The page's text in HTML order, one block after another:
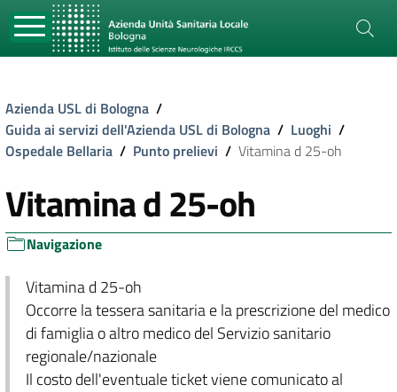
Azienda USL di Bologna /
Guida ai servizi dell'Azienda USL di Bologna / Luoghi /
Ospedale Bellaria / Punto prelievi / Vitamina d 25-oh
Vitamina d 25-oh
Navigazione
Vitamina d 25-oh
Occorre la tessera sanitaria e la prescrizione del medico
di famiglia o altro medico del Servizio sanitario
regionale/nazionale
Il costo dell'eventuale ticket viene comunicato al